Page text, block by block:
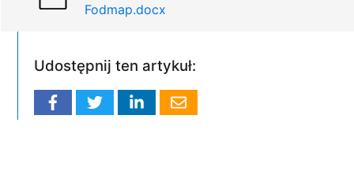
Fodmap.docx
Udostępnij ten artykuł: